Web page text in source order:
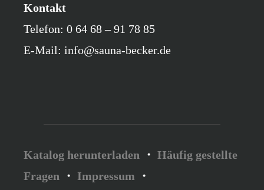
Kontakt
Telefon: 0 64 68 – 91 78 85
E-Mail: info@sauna-becker.de
Katalog herunterladen ・Häufig gestellte
Fragen ・ Impressum ・